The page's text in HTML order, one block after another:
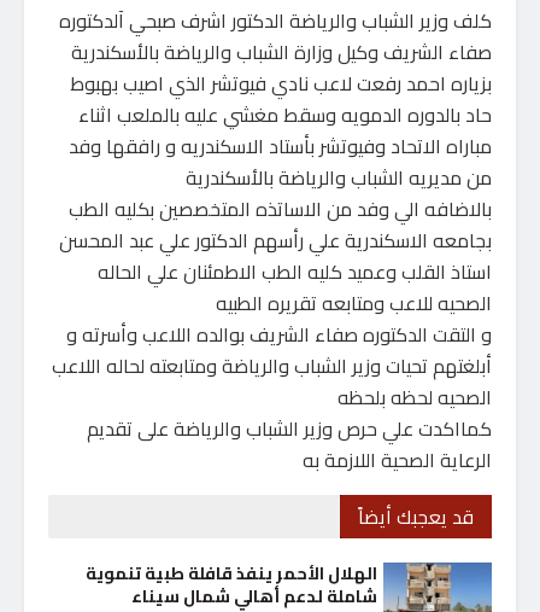
كلف وزير الشباب والرياضة الدكتور اشرف صبحي آلدكتوره
صفاء الشريف وكيل وزارة الشباب والرياضة بالأسكندرية
بزياره احمد رفعت لاعب نادي فيوتشر الذي اصيب بهبوط
حاد بالدوره الدمويه وسقط مغشي عليه بالملعب اثناء
مباراه الاتحاد وفيوتشر بأستاد الاسكندريه و رافقها وفد
من مديريه الشباب والرياضة بالأسكندرية
بالاضافه الي وفد من الاساتذه المتخصصين بكليه الطب
بجامعه الاسكندرية علي رأسهم الدكتور علي عبد المحسن
استاذ القلب وعميد كليه الطب الاطمئنان علي الحاله
الصحيه للاعب ومتابعه تقريره الطبيه
و التقت الدكتوره صفاء الشريف بوالده اللاعب وأسرته و
أبلغتهم تحيات وزير الشباب والرياضة ومتابعته لحاله اللاعب
الصحيه لحظه بلحظه
كمااكدت علي حرص وزير الشباب والرياضة على تقديم
الرعاية الصحية اللازمة به
قد يعجبك أيضاً
الهلال الأحمر ينفذ قافلة طبية تنموية
شاملة لدعم أهالي شمال سيناء